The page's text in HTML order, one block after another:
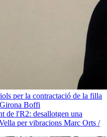
per la contractació de la filla
Boffi
de l'R2: desallotgen una
per vibracions Marc Orts /